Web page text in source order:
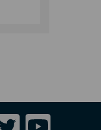
Twitter